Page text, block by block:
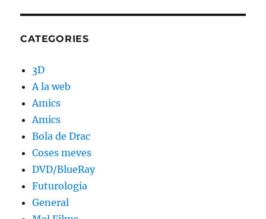
CATEGORIES
3D
A la web
Amics
Amics
Bola de Drac
Coses meves
DVD/BlueRay
Futurologia
General